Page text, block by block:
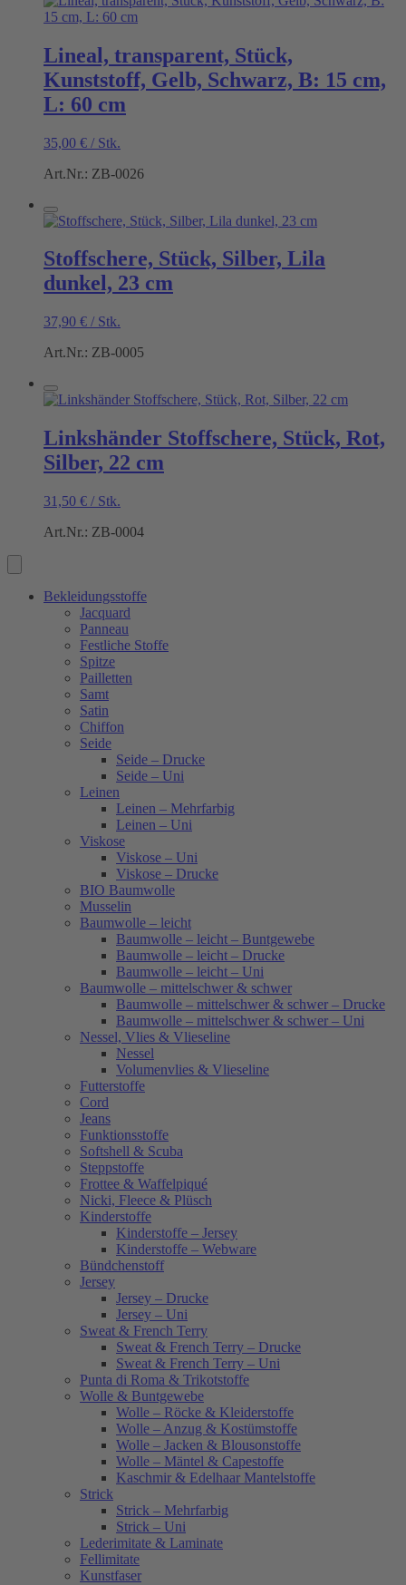
Lineal, transparent, Stück,
Kunststoff, Gelb, Schwarz, B: 15 cm,
L: 60 cm
35,00 € / Stk.
Art.Nr.: ZB-0026
Stoffschere, Stück, Silber, Lila
dunkel, 23 cm
37,90 € / Stk.
Art.Nr.: ZB-0005
Linkshänder Stoffschere, Stück, Rot,
Silber, 22 cm
31,50 € / Stk.
Art.Nr.: ZB-0004
Bekleidungsstoffe
Jacquard
Panneau
Festliche Stoffe
Spitze
Pailletten
Samt
Satin
Chiffon
Seide
Seide – Drucke
Seide – Uni
Leinen
Leinen – Mehrfarbig
Leinen – Uni
Viskose
Viskose – Uni
Viskose – Drucke
BIO Baumwolle
Musselin
Baumwolle – leicht
Baumwolle – leicht – Buntgewebe
Baumwolle – leicht – Drucke
Baumwolle – leicht – Uni
Baumwolle – mittelschwer & schwer
Baumwolle – mittelschwer & schwer – Drucke
Baumwolle – mittelschwer & schwer – Uni
Nessel, Vlies & Vlieseline
Nessel
Volumenvlies & Vlieseline
Futterstoffe
Cord
Jeans
Funktionsstoffe
Softshell & Scuba
Steppstoffe
Frottee & Waffelpiqué
Nicki, Fleece & Plüsch
Kinderstoffe
Kinderstoffe – Jersey
Kinderstoffe – Webware
Bündchenstoff
Jersey
Jersey – Drucke
Jersey – Uni
Sweat & French Terry
Sweat & French Terry – Drucke
Sweat & French Terry – Uni
Punta di Roma & Trikotstoffe
Wolle & Buntgewebe
Wolle – Röcke & Kleiderstoffe
Wolle – Anzug & Kostümstoffe
Wolle – Jacken & Blousonstoffe
Wolle – Mäntel & Capestoffe
Kaschmir & Edelhaar Mantelstoffe
Strick
Strick – Mehrfarbig
Strick – Uni
Lederimitate & Laminate
Fellimitate
Kunstfaser